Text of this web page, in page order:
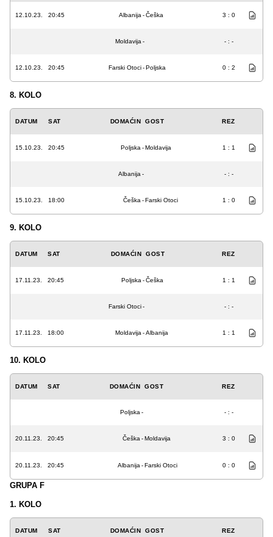
12.10.23. 20:45 Albanija -Češka 3 : 0
Moldavija - - : -
12.10.23. 20:45 Farski Otoci-Poljska 0 : 2
8. KOLO
DATUM SAT DOMAĆIN GOST REZ
15.10.23. 20:45 Poljska -Moldavija 1 : 1
Albanija - - : -
15.10.23. 18:00 Češka -Farski Otoci 1 : 0
9. KOLO
DATUM SAT DOMAĆIN GOST REZ
17.11.23. 20:45 Poljska -Češka 1 : 1
Farski Otoci- - : -
17.11.23. 18:00 Moldavija -Albanija 1 : 1
10. KOLO
DATUM SAT DOMAĆIN GOST REZ
Poljska - - : -
20.11.23. 20:45 Češka -Moldavija 3 : 0
20.11.23. 20:45 Albanija -Farski Otoci 0 : 0
GRUPA F
1. KOLO
DATUM SAT DOMAĆIN GOST REZ